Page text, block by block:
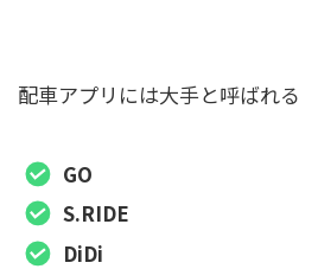
配車アプリには大手と呼ばれる
GO
S.RIDE
DiDi